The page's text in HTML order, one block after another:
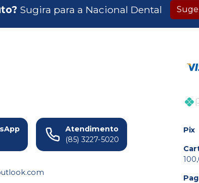
Sugira para a Nacional Dental
Atendimento
(85) 3227-5020
Pix